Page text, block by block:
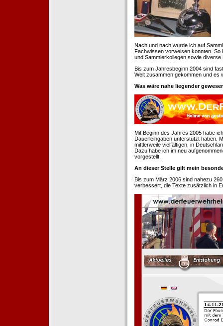
Nach und nach wurde ich auf
Fachwissen vorweisen konnten. So
und Sammlerkollegen sowie
Bis zum Jahresbeginn 2004 sind
Welt zusammen gekommen und es
Was wäre nahe liegender
Mit Beginn des Jahres 2005 habe
Dauerleihgaben unterstützt haben.
mittlerweile vielfältigen, in
Dazu habe ich im neu
vorgestellt.
An dieser Stelle gilt mein
Bis zum März 2006 sind nahezu
verbessert, die Texte zusätzlich in